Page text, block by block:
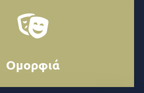
Ομορφιά